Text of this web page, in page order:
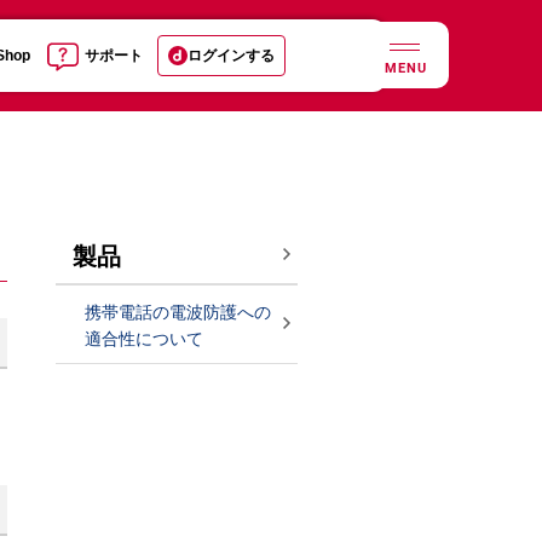
サポート ログインする
MENU
製品
携帯電話の電波防護への
適合性について